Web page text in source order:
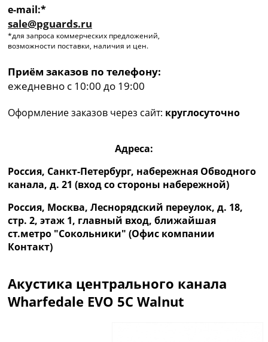
e-mail:*
sale@pguards.ru
*для запроса коммерческих предложений,
возможности поставки, наличия и цен.
Приём заказов по телефону:
ежедневно с 10:00 до 19:00
Оформление заказов через сайт: круглосуточно
Адреса:
Россия, Санкт-Петербург, набережная Обводного
канала, д. 21 (вход со стороны набережной)
Россия, Москва, Леснорядский переулок, д. 18,
стр. 2, этаж 1, главный вход, ближайшая
ст.метро "Сокольники" (Офис компании
Контакт)
Акустика центрального канала
Wharfedale EVO 5C Walnut